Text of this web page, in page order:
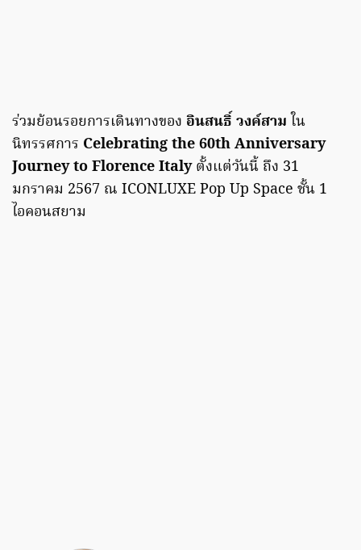
ร่วมย้อนรอยการเดินทางของ อินสนธิ์ วงค์สาม ใน
นิทรรศการ Celebrating the 60th Anniversary
Journey to Florence Italyตั้งแต่วันนี้ ถึง 31
มกราคม 2567 ณ ICONLUXE Pop Up Space ชั้น 1
ไอคอนสยาม